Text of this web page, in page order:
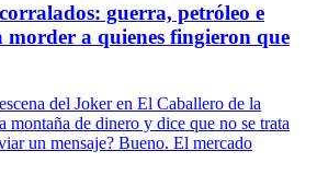
guerra, petróleo e
a quienes fingieron que
del Joker en El Caballero de la
montaña de dinero y dice que no se trata
un mensaje? Bueno. El mercado